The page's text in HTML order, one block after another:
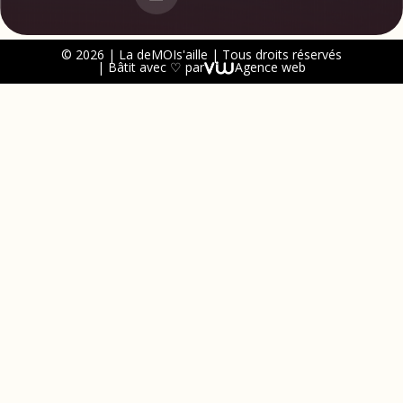
© 2026 | La deMOIs'aille | Tous droits réservés
| Bâtit avec ♡ par Agence web